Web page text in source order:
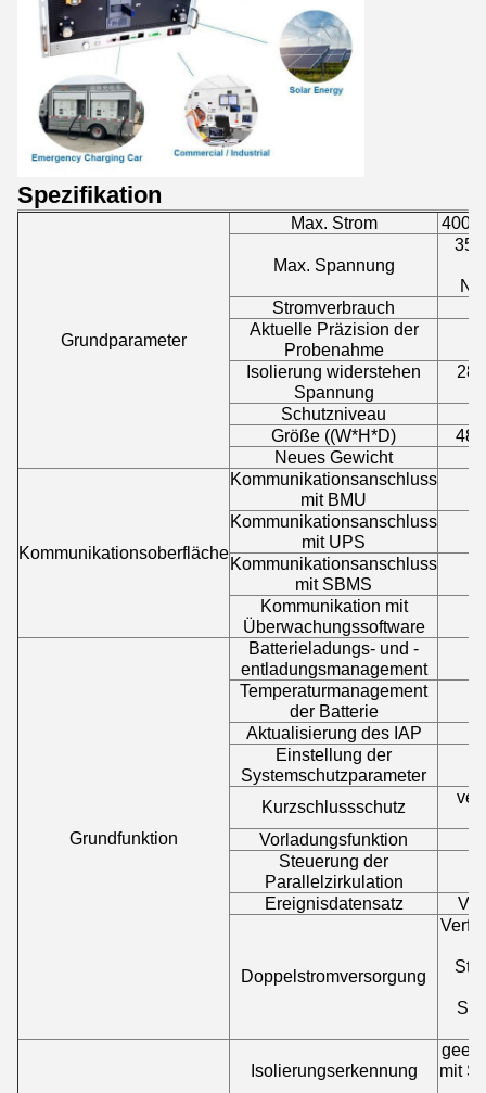
Spezifikation
Grundparameter
Max. Strom
Max. Spannung
Stromverbrauch
Aktuelle Präzision der
Probenahme
Isolierung widerstehen
Spannung
Schutzniveau
Größe ((W*H*D)
Neues Gewicht
Kommunikationsoberfläche
Kommunikationsanschluss
mit BMU
Kommunikationsanschluss
mit UPS
Kommunikationsanschluss
mit SBMS
Kommunikation mit
Überwachungssoftware
Grundfunktion
Batterieladungs- und -
entladungsmanagement
Temperaturmanagement
der Batterie
Aktualisierung des IAP
Einstellung der
Systemschutzparameter
Kurzschlussschutz
Vorladungsfunktion
Steuerung der
Parallelzirkulation
Ereignisdatensatz
Doppelstromversorgung
Isolierungserkennung
mit